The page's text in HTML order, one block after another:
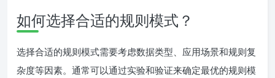
如何选择合适的规则模式？
选择合适的规则模式需要考虑数据类型、应用场景和规则复
杂度等因素。通常可以通过实验和验证来确定最优的规则模